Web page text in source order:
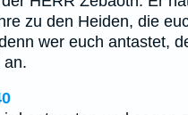
zu den Heiden, die
wer euch antastet,
an.